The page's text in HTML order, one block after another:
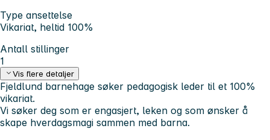
Type ansettelse
Vikariat, heltid 100%
Antall stillinger
1
Vis flere detaljer
Fjeldlund barnehage søker pedagogisk leder til et 100%
vikariat.
Vi søker deg som er engasjert, leken og som ønsker å
skape hverdagsmagi sammen med barna.